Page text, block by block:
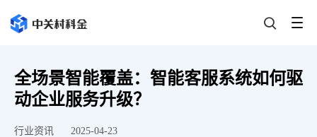
全场景智能覆盖：智能客服系统如何驱
动企业服务升级？
行业资讯 2025-04-23